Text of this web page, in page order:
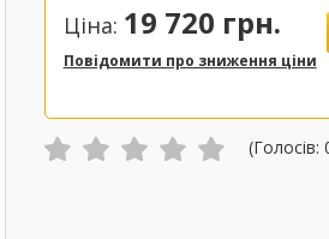
Ціна: 19 720 грн.
Повідомити про зниження ціни
(Голосів: